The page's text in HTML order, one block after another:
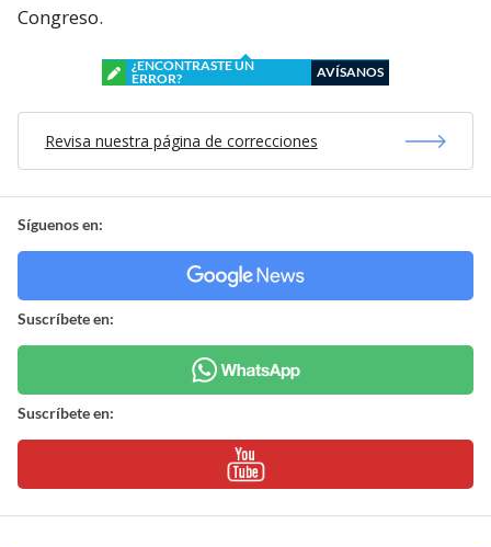
Congreso.
¿ENCONTRASTE UN
ERROR?
AVÍSANOS
Revisa nuestra página de correcciones
Síguenos en:
Suscríbete en:
Suscríbete en: